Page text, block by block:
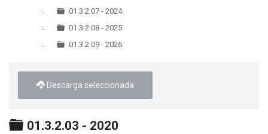
01.3.2.07 - 2024
01.3.2.08 - 2025
01.3.2.09 - 2026
Descarga seleccionada
Carpeta
01.3.2.03 - 2020